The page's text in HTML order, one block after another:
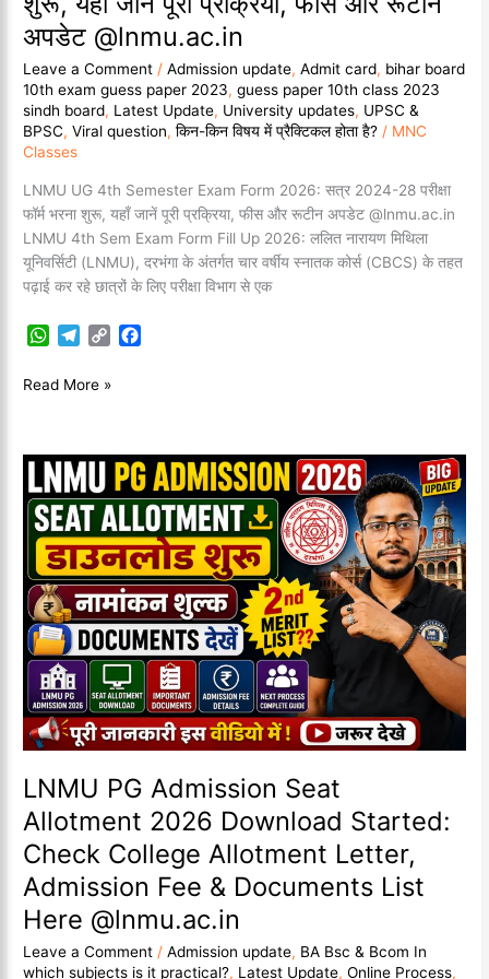
अपडेट @lnmu.ac.in
Leave a Comment /Admission update,Admit card, bihar board
10th exam guess paper 2023,guess paper 10th class 2023
sindh board, Latest Update, University updates, UPSC &
BPSC,Viral question,किन-किन विषय में प्रैक्टिकल होता है? / MNC
Classes
LNMU UG 4th Semester Exam Form 2026: सत्र 2024-28 परीक्षा
फॉर्म भरना शुरू, यहाँ जानें पूरी प्रक्रिया, फीस और रूटीन अपडेट @lnmu.ac.in
LNMU 4th Sem Exam Form Fill Up 2026: ललित नारायण मिथिला
यूनिवर्सिटी (LNMU), दरभंगा के अंतर्गत चार वर्षीय स्नातक कोर्स (CBCS) के तहत
पढ़ाई कर रहे छात्रों के लिए परीक्षा विभाग से एक
W
a
p
p
l
a
m
C
n
k
o
k
जानें
पूरी
प्रक्रिया,
फीस
और
रूटीन
@lnmu.ac.in
Read More »
LNMU PG Admission Seat
Allotment 2026 Download Started:
Check College Allotment Letter,
Admission Fee & Documents List
Here @lnmu.ac.in
Leave a Comment /Admission update, BA Bsc & Bcom In
which subjects is it practical?, Latest Update,Online Process,
LNMU
PG
Admission
Seat
Allotment
2026
Download
Started:
Check
College
Allotment
Letter,
Admission
Fee
&
Documents
List
Here
@lnmu.ac.in